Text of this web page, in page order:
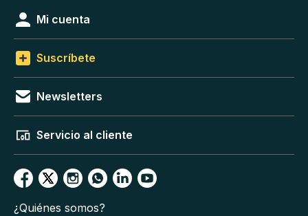
Mi cuenta
Suscríbete
Newsletters
Servicio al cliente
¿Quiénes somos?